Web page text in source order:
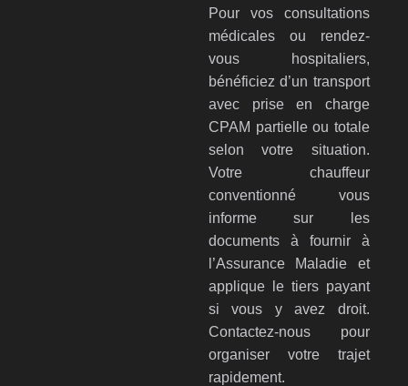
Pour vos consultations
médicales ou rendez-
vous hospitaliers,
bénéficiez d’un transport
avec prise en charge
CPAM partielle ou totale
selon votre situation.
Votre chauffeur
conventionné vous
informe sur les
documents à fournir à
l’Assurance Maladie et
applique le tiers payant
si vous y avez droit.
Contactez-nous pour
organiser votre trajet
rapidement.